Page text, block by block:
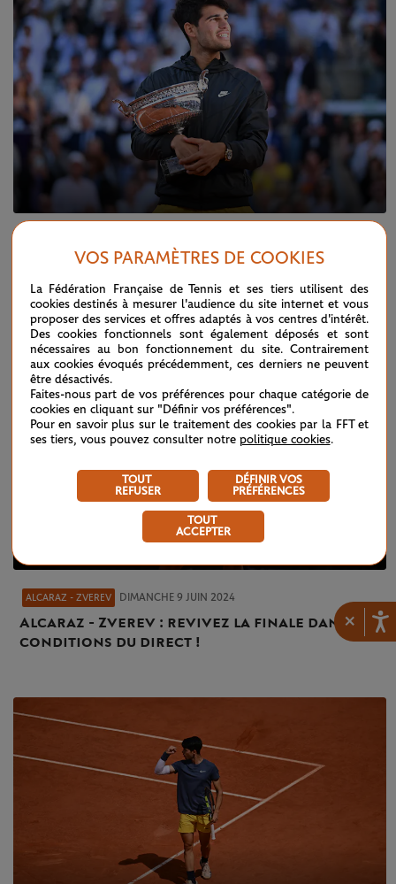
×
Carlos III, la majestueuse conquête de l'ocre
ALCARAZ - ZVEREV DIMANCHE 9 JUIN 2024
Alcaraz - Zverev : revivez la finale dans les
conditions du direct !
VOS PARAMÈTRES DE COOKIES
La Fédération Française de Tennis et ses tiers utilisent des
cookies destinés à mesurer l'audience du site internet et vous
proposer des services et offres adaptés à vos centres d'intérêt.
Des cookies fonctionnels sont également déposés et sont
nécessaires au bon fonctionnement du site. Contrairement
aux cookies évoqués précédemment, ces derniers ne peuvent
être désactivés.
Faites-nous part de vos préférences pour chaque catégorie de
cookies en cliquant sur "Définir vos préférences".
Pour en savoir plus sur le traitement des cookies par la FFT et
ses tiers, vous pouvez consulter notre politique cookies.
TOUT
REFUSER
DÉFINIR VOS
PRÉFÉRENCES
TOUT
ACCEPTER